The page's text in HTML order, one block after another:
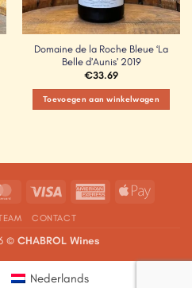
Domaine de la Roche Bleue ‘La
Belle d’Aunis’ 2019
€33.69
Toevoegen aan winkelwagen
MasterCardVisa
AmericanApple
CONTACT
© CHABROL Wines
Nederlands